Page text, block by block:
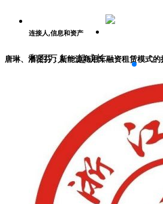
连接人,信息和资产
和百万人一起成长
唐琳、潘贤芬：新能源商用车融资租赁模式的